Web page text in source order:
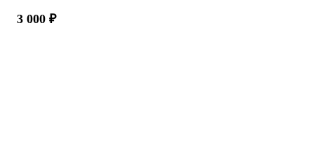
3 000 ₽